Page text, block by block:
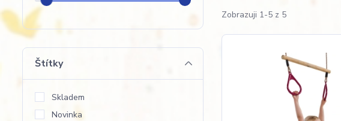
Zobrazuji 1-5 z 5
Štítky
Skladem
Novinka